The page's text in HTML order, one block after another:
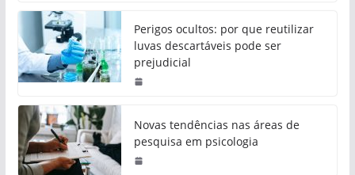
Perigos ocultos: por que reutilizar
luvas descartáveis pode ser
prejudicial
Novas tendências nas áreas de
pesquisa em psicologia